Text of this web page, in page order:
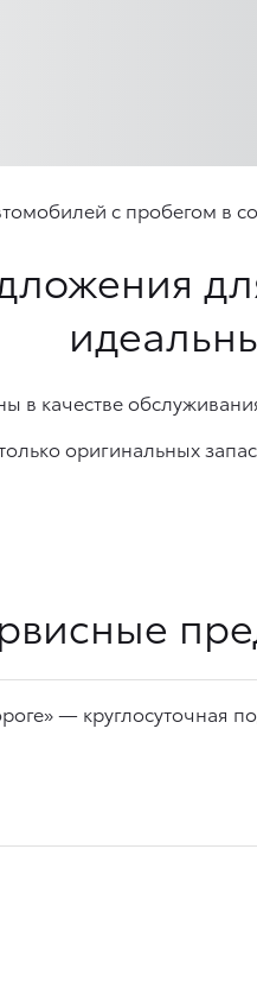
с пробегом в
в качестве
оригинальных
— круглосуточная